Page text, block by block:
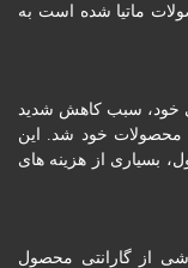
ماتیا شده است به
خود، سبب کاهش شدید
محصولات خود شد. این
بسیاری از هزینه های
از گارانتی محصول